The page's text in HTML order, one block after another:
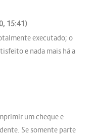
15:41)
executado; o
e nada mais há a
um cheque e
Se somente parte